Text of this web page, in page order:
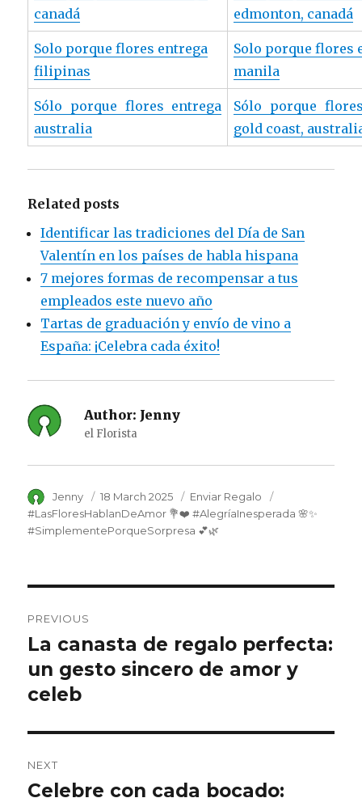
canadá
edmonton, canadá
Solo porque flores entrega
filipinas
Solo porque flores
manila
Sólo porque flores entrega
australia
Sólo porque
gold coast,
Related posts
Identificar las tradiciones del Día de San
Valentín en los países de habla hispana
7 mejores formas de recompensar a tus
empleados este nuevo año
Tartas de graduación y envío de vino a
España: ¡Celebra cada éxito!
Author: Jenny
el Florista
Author
Jenny
Posted
on
18 March 2025 Category
Enviar Regalo
#LasFloresHablanDeAmor 💐❤️ #AlegríaInesperada 🌸✨
#SimplementePorqueSorpresa 💕🌿
navigation
PREVIOUS
Previous
post:
La canasta de regalo perfecta:
un gesto sincero de amor y
celeb
NEXT
Next
Celebre con cada bocado: